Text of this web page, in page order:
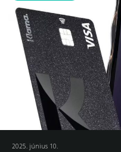
2025. június 10.